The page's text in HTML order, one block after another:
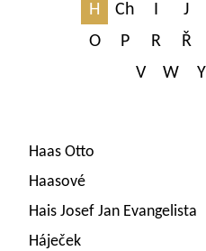
H
Ch I J
O
P R Ř
V
W Y
Haas Otto
Haasové
Hais Josef Jan Evangelista
Háječek